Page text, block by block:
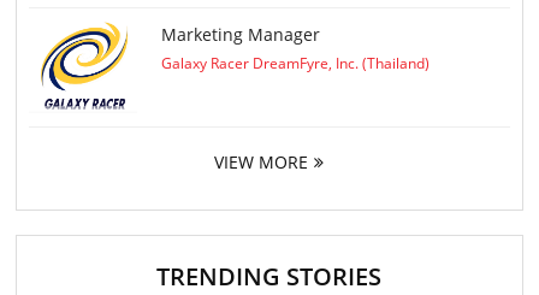
Marketing Manager
Galaxy Racer DreamFyre, Inc. (Thailand)
VIEW MORE
TRENDING STORIES